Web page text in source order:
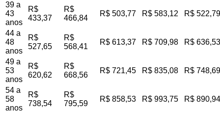
39 a
43
anos
R$
433,37
R$
466,84
R$ 503,77 R$ 583,12 R$ 522,79
44 a
48
anos
R$
527,65
R$
568,41
R$ 613,37 R$ 709,98 R$ 636,53
49 a
53
anos
R$
620,62
R$
668,56
R$ 721,45 R$ 835,08 R$ 748,69
54 a
58
anos
R$
738,54
R$
795,59
R$ 858,53 R$ 993,75 R$ 890,94